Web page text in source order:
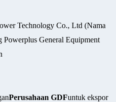
Technology Co., Ltd (Nama
Powerplus General Equipment
Perusahaan GDFuntuk ekspor